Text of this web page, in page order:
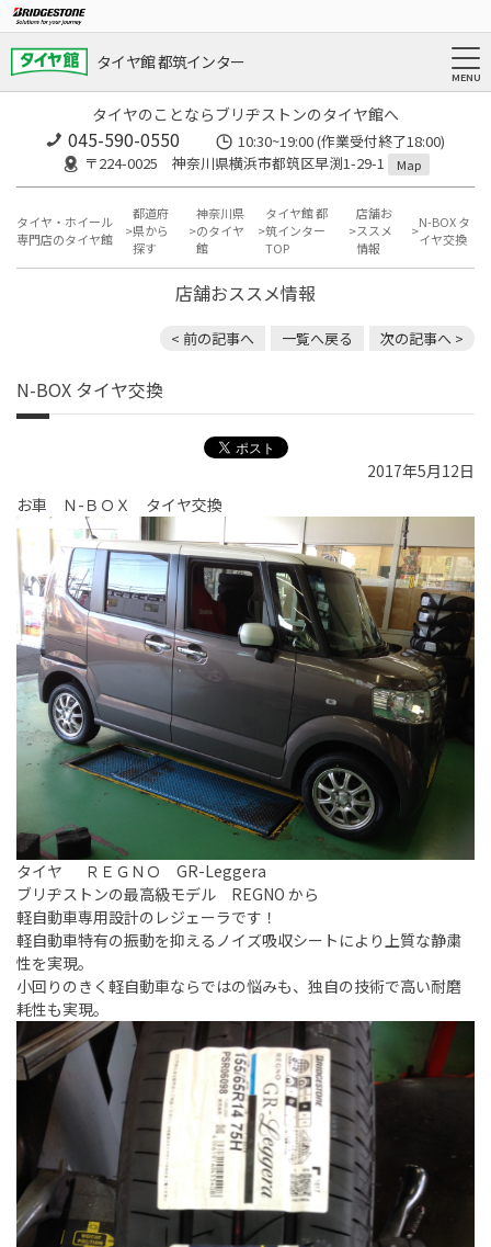
タイヤ館 都筑インター
タイヤのことならブリヂストンのタイヤ館へ
045-590-0550
10:30~19:00 (作業受付終了18:00)
〒224-0025 神奈川県横浜市都筑区早渕1-29-1
Map
タイヤ・ホイール
専門店のタイヤ館
都道府
県から
探す
神奈川県
のタイヤ
館
タイヤ館 都
筑インター
TOP
店舗お
ススメ
情報
N-BOX タ
イヤ交換
店舗おススメ情報
< 前の記事へ 一覧へ戻る 次の記事へ >
N-BOX タイヤ交換
2017年5月12日
お車 Ｎ-ＢＯＸ タイヤ交換
タイヤ ＲＥＧＮＯ GR-Leggera
ブリヂストンの最高級モデル REGNO から
軽自動車専用設計のレジェーラです！
軽自動車特有の振動を抑えるノイズ吸収シートにより上質な静粛
性を実現。
小回りのきく軽自動車ならではの悩みも、独自の技術で高い耐磨
耗性も実現。